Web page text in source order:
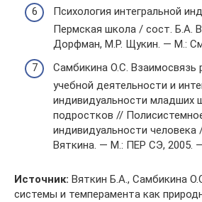
Психология интегральной
Пермская школа / сост. Б.А.
Дорфман, М.Р. Щукин. — М.:
Самбикина О.С. Взаимосвязь
учебной деятельности и
индивидуальности младших
подростков //
индивидуальности человека
Вяткина. — М.: ПЕР СЭ, 2005.
Источник: Вяткин Б.А., Самбикина
системы и темперамента как